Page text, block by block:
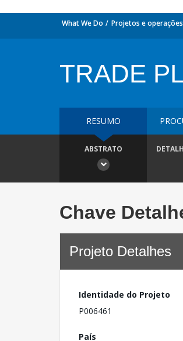
What We Do Projetos e operações
TRADE
RESUMO
ABSTRATO
Chave
Projeto Detalhes
Identidade do Projeto
P006461
País